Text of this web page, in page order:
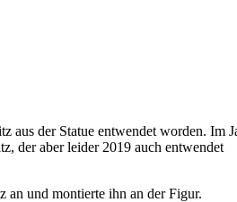
aus der Statue entwendet worden. Im
der aber leider 2019 auch entwendet
an und montierte ihn an der Figur.